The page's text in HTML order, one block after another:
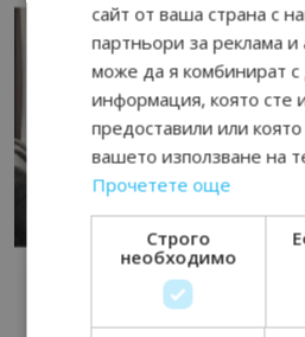
сайт от ваша страна с
партньори за реклама и
може да я комбинират с
информация, която сте
предоставили или
вашето използване на
Прочетете още
Строго
необходимо